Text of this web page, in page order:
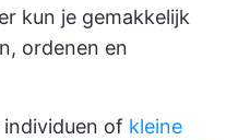
kun je gemakkelijk
ordenen en
of kleine